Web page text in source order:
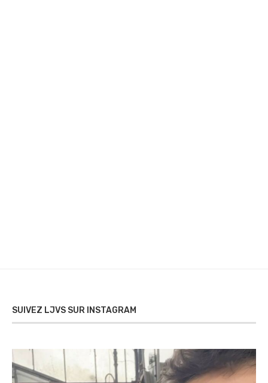
SUIVEZ LJVS SUR INSTAGRAM